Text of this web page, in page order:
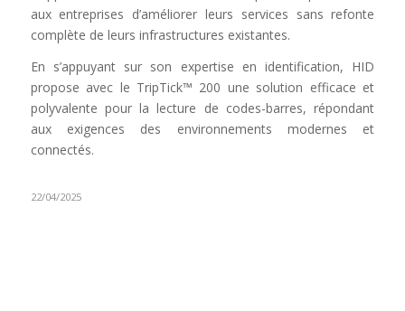
aux entreprises d’améliorer leurs services sans refonte
complète de leurs infrastructures existantes.
En s’appuyant sur son expertise en identification, HID
propose avec le TripTick™ 200 une solution efficace et
polyvalente pour la lecture de codes-barres, répondant
aux exigences des environnements modernes et
connectés.
22/04/2025